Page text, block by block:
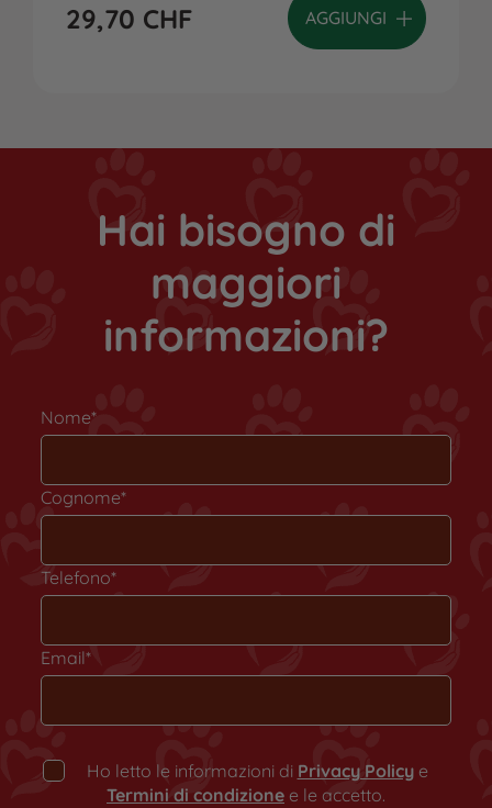
29,70 CHF AGGIUNGI
Hai bisogno di
maggiori
informazioni?
Nome*
Cognome*
Telefono*
Email*
Ho letto le informazioni di Privacy Policye
Termini di condizione e le accetto.